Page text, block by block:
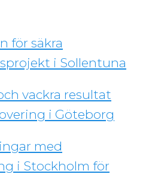
för säkra
i Sollentuna
vackra resultat
i Göteborg
med
i Stockholm för